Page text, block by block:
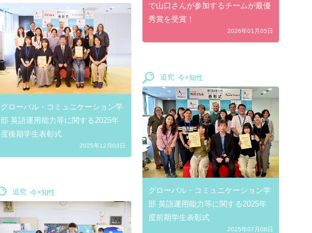
で山口さんが参加するチームが最優
秀賞を受賞！
2026年01月05日
グローバル・コミュニケーション学
部 英語運用能力等に関する2025年
度後期学生表彰式
2025年12月03日
追究
グローバル・コミュニケーション学
部 英語運用能力等に関する2025年
度前期学生表彰式
2025年07月08日
追究